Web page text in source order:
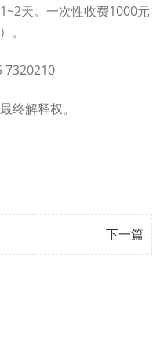
天。一次性收费1000元
。
7320210
终解释权。
下一篇